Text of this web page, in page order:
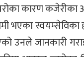
कारण कजेरीका
भएका
उनले जानकारी